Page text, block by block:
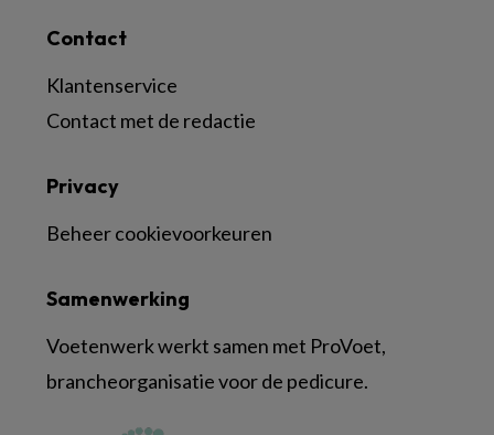
Contact
Klantenservice
Contact met de redactie
Samenwerking
Voetenwerk werkt samen met ProVoet,
brancheorganisatie voor de pedicure.
Privacy
Beheer cookievoorkeuren